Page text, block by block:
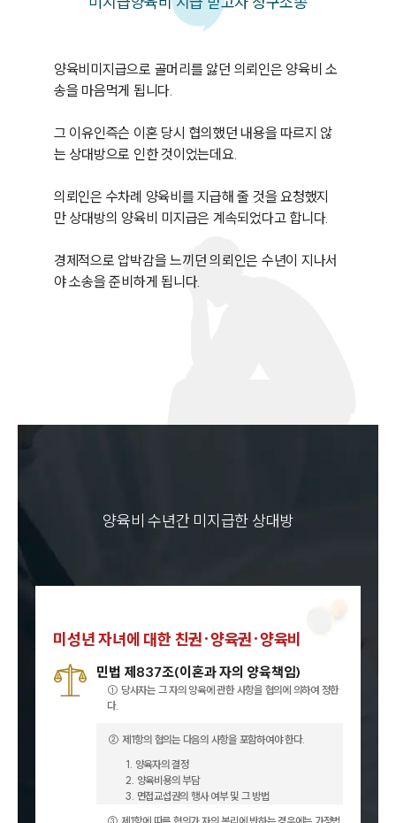
양육비미지급으로 골머리를 앓던 의뢰인은 양육비 소
송을 마음먹게 됩니다.
그 이유인즉슨 이혼 당시 협의했던 내용을 따르지 않
는 상대방으로 인한 것이었는데요.
의뢰인은 수차례 양육비를 지급해 줄 것을 요청했지
만 상대방의 양육비 미지급은 계속되었다고 합니다.
경제적으로 압박감을 느끼던 의뢰인은 수년이 지나서
야 소송을 준비하게 됩니다.
양육비 수년간 미지급한 상대방
미성년 자녀에 대한 친권·양육권·양육비
민법 제837조(이혼과 자의 양육책임)
① 당사자는 그 자의 양육에 관한 사항을 협의에 의하여 정한
다.
② 제1항의 협의는 다음의 사항을 포함하여야 한다.
1. 양육자의 결정
2. 양육비용의 부담
3. 면접교섭권의 행사 여부 및 그 방법